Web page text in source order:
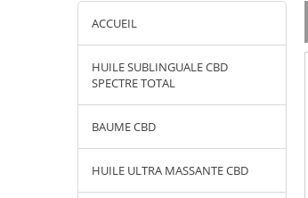
ACCUEIL
HUILE SUBLINGUALE CBD
SPECTRE TOTAL
BAUME CBD
HUILE ULTRA MASSANTE CBD